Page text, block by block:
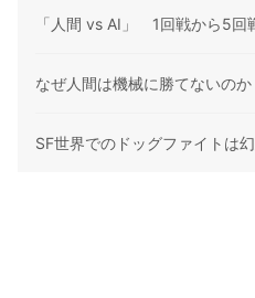
「人間 vs AI」 1回戦から5回
なぜ人間は機械に勝てないのか
SF世界でのドッグファイトは